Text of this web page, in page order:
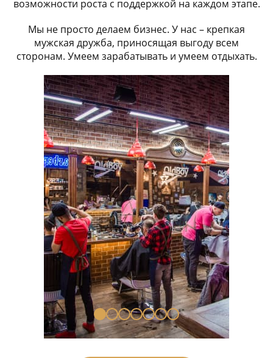
возможности роста с поддержкой на каждом этапе.
Мы не просто делаем бизнес. У нас – крепкая
мужская дружба, приносящая выгоду всем
сторонам. Умеем зарабатывать и умеем отдыхать.